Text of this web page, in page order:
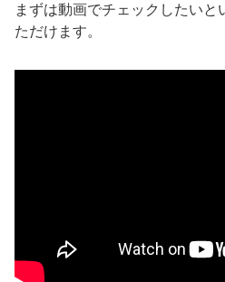
まずは動画でチェックしたいと
ただけます。